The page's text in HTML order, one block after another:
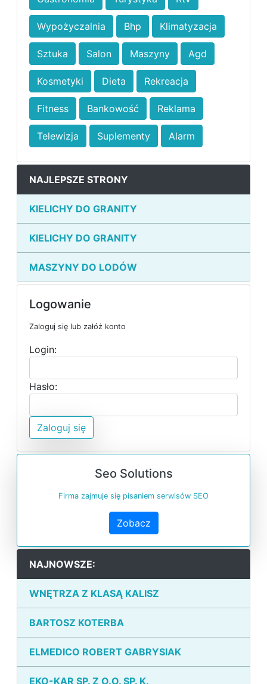
Wypożyczalnia Bhp Klimatyzacja
Sztuka Salon Maszyny Agd
Kosmetyki Dieta Rekreacja
Fitness Bankowość Reklama
Telewizja Suplementy Alarm
NAJLEPSZE STRONY
KIELICHY DO GRANITY
KIELICHY DO GRANITY
MASZYNY DO LODÓW
Logowanie
Zaloguj się lub załóż konto
Login:
Hasło:
Zaloguj się
Seo Solutions
Firma zajmuje się pisaniem serwisów SEO
Zobacz
NAJNOWSZE:
WNĘTRZA Z KLASĄ KALISZ
BARTOSZ KOTERBA
ELMEDICO ROBERT GABRYSIAK
EKO-KAR SP. Z O.O. SP. K.